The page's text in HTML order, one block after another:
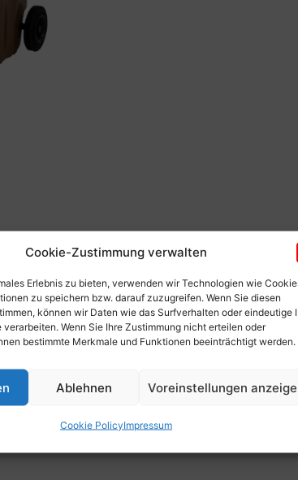
Cookie-Zustimmung verwalten
Erlebnis zu bieten, verwenden wir Technologien wie
zu speichern bzw. darauf zuzugreifen. Wenn Sie diesen
können wir Daten wie das Surfverhalten oder eindeutige
verarbeiten. Wenn Sie Ihre Zustimmung nicht erteilen oder
bestimmte Merkmale und Funktionen beeinträchtigt werden.
Ablehnen Voreinstellungen
Cookie PolicyImpressum